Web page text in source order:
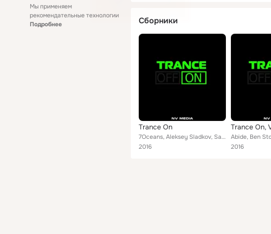
Мы применяем
рекомендательные технологии
Подробнее
Сборники
Trance On
7Oceans, Aleksey Sladkov, Sasha August, Matthew Preffekt, Alex Ender, Alter Future, Artsever, Delfii, Foreman, Jenny, Haxxy, Gen...
2016
Trance On,
2016